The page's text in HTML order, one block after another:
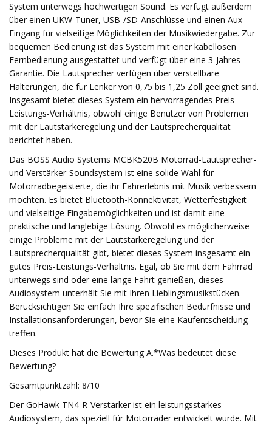
System unterwegs hochwertigen Sound. Es verfügt außerdem
über einen UKW-Tuner, USB-/SD-Anschlüsse und einen Aux-
Eingang für vielseitige Möglichkeiten der Musikwiedergabe. Zur
bequemen Bedienung ist das System mit einer kabellosen
Fernbedienung ausgestattet und verfügt über eine 3-Jahres-
Garantie. Die Lautsprecher verfügen über verstellbare
Halterungen, die für Lenker von 0,75 bis 1,25 Zoll geeignet sind.
Insgesamt bietet dieses System ein hervorragendes Preis-
Leistungs-Verhältnis, obwohl einige Benutzer von Problemen
mit der Lautstärkeregelung und der Lautsprecherqualität
berichtet haben.
Das BOSS Audio Systems MCBK520B Motorrad-Lautsprecher-
und Verstärker-Soundsystem ist eine solide Wahl für
Motorradbegeisterte, die ihr Fahrerlebnis mit Musik verbessern
möchten. Es bietet Bluetooth-Konnektivität, Wetterfestigkeit
und vielseitige Eingabemöglichkeiten und ist damit eine
praktische und langlebige Lösung. Obwohl es möglicherweise
einige Probleme mit der Lautstärkeregelung und der
Lautsprecherqualität gibt, bietet dieses System insgesamt ein
gutes Preis-Leistungs-Verhältnis. Egal, ob Sie mit dem Fahrrad
unterwegs sind oder eine lange Fahrt genießen, dieses
Audiosystem unterhält Sie mit Ihren Lieblingsmusikstücken.
Berücksichtigen Sie einfach Ihre spezifischen Bedürfnisse und
Installationsanforderungen, bevor Sie eine Kaufentscheidung
treffen.
Dieses Produkt hat die Bewertung A.*Was bedeutet diese
Bewertung?
Gesamtpunktzahl: 8/10
Der GoHawk TN4-R-Verstärker ist ein leistungsstarkes
Audiosystem, das speziell für Motorräder entwickelt wurde. Mit